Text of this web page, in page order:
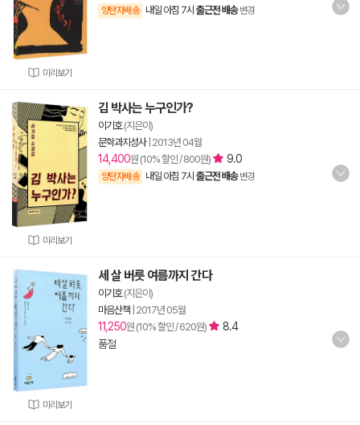
미리보기
양탄자배송 내일 아침 7시 출근전 배송 변경
미리보기
김 박사는 누구인가?
이기호(지은이)
문학과지성사| 2013년 04월
14,400원 (10% 할인 / 800원) 9.0
양탄자배송 내일 아침 7시 출근전 배송 변경
미리보기
세 살 버릇 여름까지 간다
이기호(지은이)
마음산책 2017년 05월
11,250원 (10% 할인 / 620원)
8.4
품절